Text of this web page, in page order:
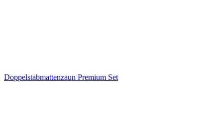
Doppelstabmattenzaun Premium Set